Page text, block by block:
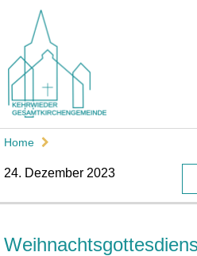
Home
24. Dezember 2023